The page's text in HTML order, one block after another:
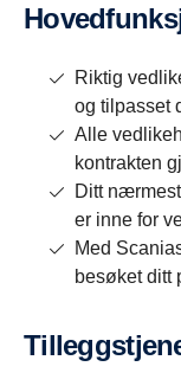
Riktig
og tilpasset
Alle
kontrakten
Ditt
er inne for
Med
besøket ditt